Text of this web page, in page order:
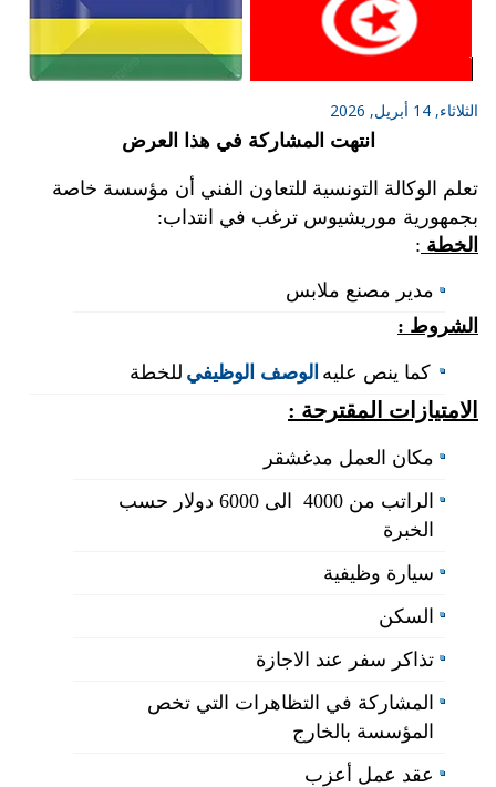
الثلاثاء, 14 أبريل, 2026
انتهت المشاركة في هذا العرض
تعلم الوكالة التونسية للتعاون الفني أن مؤسسة خاصة
بجمهورية موريشيوس ترغب في انتداب:
الخطة :
مدير مصنع ملابس
الشروط :
كما ينص عليه الوصف الوظيفي للخطة
الامتيازات المقترحة :
مكان العمل مدغشقر
الراتب من 4000 الى 6000 دولار حسب
الخبرة
سيارة وظيفية
السكن
تذاكر سفر عند الاجازة
المشاركة في التظاهرات التي تخص
المؤسسة بالخارج
عقد عمل أعزب